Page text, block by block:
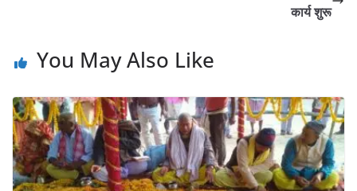
कार्य शुरू
You May Also Like